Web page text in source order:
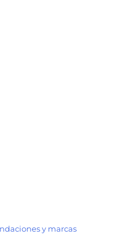
y marcas